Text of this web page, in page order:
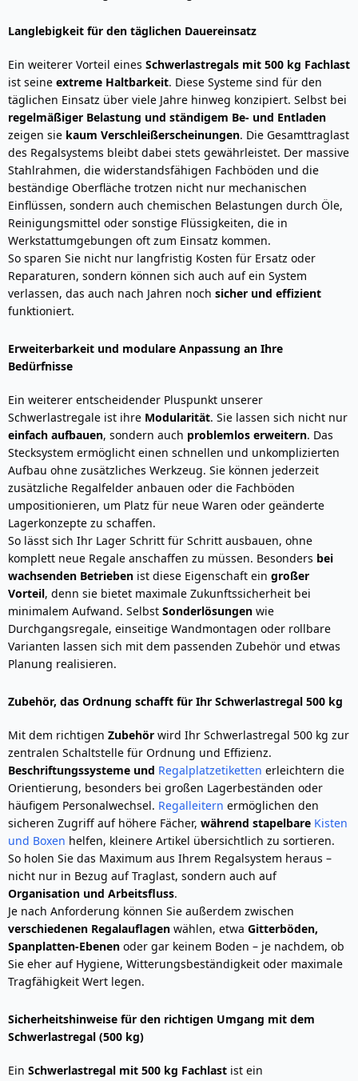
Langlebigkeit für den täglichen Dauereinsatz
Ein weiterer Vorteil eines Schwerlastregals mit 500 kg Fachlast
ist seine extreme Haltbarkeit. Diese Systeme sind für den
täglichen Einsatz über viele Jahre hinweg konzipiert. Selbst bei
regelmäßiger Belastung und ständigem Be- und Entladen
zeigen sie kaum Verschleißerscheinungen. Die Gesamttraglast
des Regalsystems bleibt dabei stets gewährleistet. Der massive
Stahlrahmen, die widerstandsfähigen Fachböden und die
beständige Oberfläche trotzen nicht nur mechanischen
Einflüssen, sondern auch chemischen Belastungen durch Öle,
Reinigungsmittel oder sonstige Flüssigkeiten, die in
Werkstattumgebungen oft zum Einsatz kommen.
So sparen Sie nicht nur langfristig Kosten für Ersatz oder
Reparaturen, sondern können sich auch auf ein System
verlassen, das auch nach Jahren noch sicher und effizient
funktioniert.
Erweiterbarkeit und modulare Anpassung an Ihre
Bedürfnisse
Ein weiterer entscheidender Pluspunkt unserer
Schwerlastregale ist ihre Modularität. Sie lassen sich nicht nur
einfach aufbauen, sondern auch problemlos erweitern. Das
Stecksystem ermöglicht einen schnellen und unkomplizierten
Aufbau ohne zusätzliches Werkzeug. Sie können jederzeit
zusätzliche Regalfelder anbauen oder die Fachböden
umpositionieren, um Platz für neue Waren oder geänderte
Lagerkonzepte zu schaffen.
So lässt sich Ihr Lager Schritt für Schritt ausbauen, ohne
komplett neue Regale anschaffen zu müssen. Besonders bei
wachsenden Betrieben ist diese Eigenschaft ein großer
Vorteil, denn sie bietet maximale Zukunftssicherheit bei
minimalem Aufwand. Selbst Sonderlösungen wie
Durchgangsregale, einseitige Wandmontagen oder rollbare
Varianten lassen sich mit dem passenden Zubehör und etwas
Planung realisieren.
Zubehör, das Ordnung schafft für Ihr Schwerlastregal 500 kg
Mit dem richtigen Zubehör wird Ihr Schwerlastregal 500 kg zur
zentralen Schaltstelle für Ordnung und Effizienz.
Beschriftungssysteme und Regalplatzetiketten erleichtern die
Orientierung, besonders bei großen Lagerbeständen oder
häufigem Personalwechsel. Regalleitern ermöglichen den
sicheren Zugriff auf höhere Fächer, während stapelbare Kisten
und Boxen helfen, kleinere Artikel übersichtlich zu sortieren.
So holen Sie das Maximum aus Ihrem Regalsystem heraus –
nicht nur in Bezug auf Traglast, sondern auch auf
Organisation und Arbeitsfluss.
Je nach Anforderung können Sie außerdem zwischen
verschiedenen Regalauflagen wählen, etwa Gitterböden,
Spanplatten-Ebenen oder gar keinem Boden – je nachdem, ob
Sie eher auf Hygiene, Witterungsbeständigkeit oder maximale
Tragfähigkeit Wert legen.
Sicherheitshinweise für den richtigen Umgang mit dem
Schwerlastregal (500 kg)
Ein Schwerlastregal mit 500 kg Fachlast ist ein